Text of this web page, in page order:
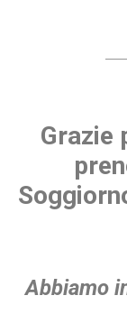
Grazie
Abbiamo